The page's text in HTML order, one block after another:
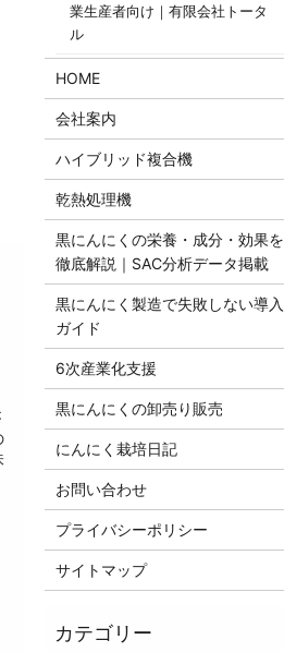
業生産者向け｜有限会社トータ
ル
HOME
会社案内
ハイブリッド複合機
乾熱処理機
黒にんにくの栄養・成分・効果を
徹底解説｜SAC分析データ掲載
黒にんにく製造で失敗しない導入
ガイド
6次産業化支援
黒にんにくの卸売り販売
にんにく栽培日記
お問い合わせ
プライバシーポリシー
サイトマップ